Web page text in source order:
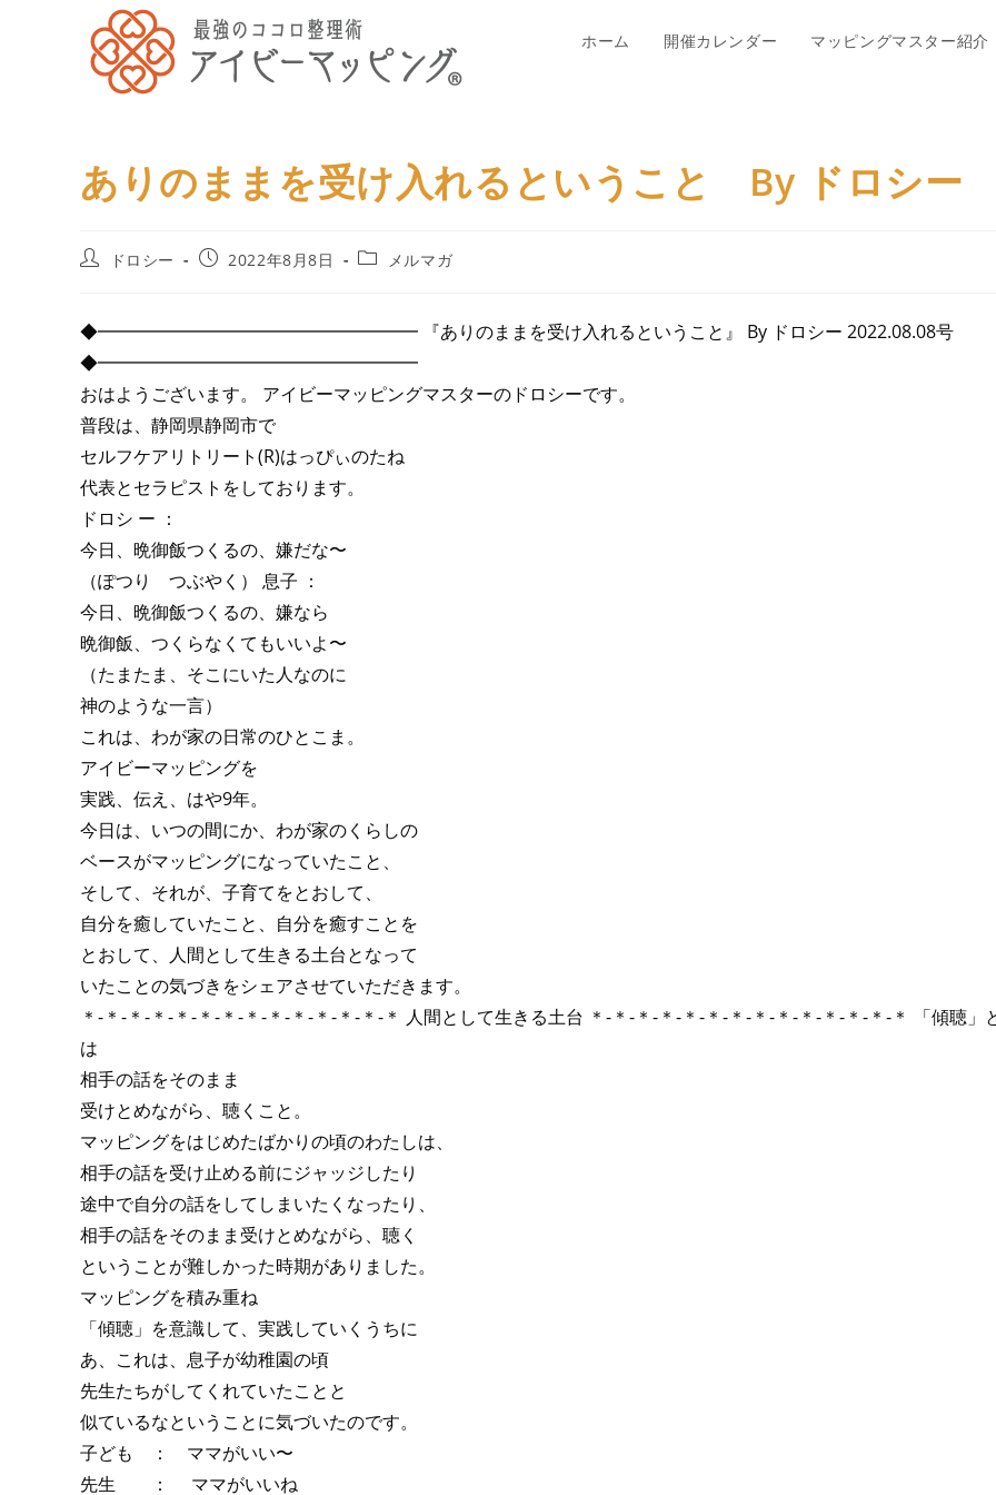
ホーム 開催カレンダー マッピングマスター紹介
ありのままを受け入れるということ By ドロシー
ドロシー 2022年8月8日 メルマガ
◆━━━━━━━━━━━━━━━━━━ 『ありのままを受け入れるということ』 By ドロシー 2022.08.08号
◆━━━━━━━━━━━━━━━━━━
おはようございます。 アイビーマッピングマスターのドロシーです。
普段は、静岡県静岡市で
セルフケアリトリート(R)はっぴぃのたね
代表とセラピストをしております。
ドロシ ー ：
今日、晩御飯つくるの、嫌だな〜
（ぽつり つぶやく） 息子 ：
今日、晩御飯つくるの、嫌なら
晩御飯、つくらなくてもいいよ〜
（たまたま、そこにいた人なのに
神のような一言）
これは、わが家の日常のひとこま。
アイビーマッピングを
実践、伝え、はや9年。
今日は、いつの間にか、わが家のくらしの
ベースがマッピングになっていたこと、
そして、それが、子育てをとおして、
自分を癒していたこと、自分を癒すことを
とおして、人間として生きる土台となって
いたことの気づきをシェアさせていただきます。
＊-＊-＊-＊-＊-＊-＊-＊-＊-＊-＊-＊-＊-＊ 人間として生きる土台 ＊-＊-＊-＊-＊-＊-＊-＊-＊-＊-＊-＊-＊-＊ 「傾聴」
は
相手の話をそのまま
受けとめながら、聴くこと。
マッピングをはじめたばかりの頃のわたしは、
相手の話を受け止める前にジャッジしたり
途中で自分の話をしてしまいたくなったり、
相手の話をそのまま受けとめながら、聴く
ということが難しかった時期がありました。
マッピングを積み重ね
「傾聴」を意識して、実践していくうちに
あ、これは、息子が幼稚園の頃
先生たちがしてくれていたことと
似ているなということに気づいたのです。
子ども ： ママがいい〜
先生 ： ママがいいね